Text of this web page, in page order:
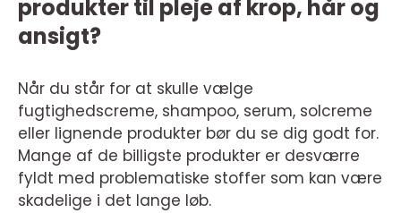
produkter til pleje af krop, hår og
ansigt?
Når du står for at skulle vælge
fugtighedscreme, shampoo, serum, solcreme
eller lignende produkter bør du se dig godt for.
Mange af de billigste produkter er desværre
fyldt med problematiske stoffer som kan være
skadelige i det lange løb.